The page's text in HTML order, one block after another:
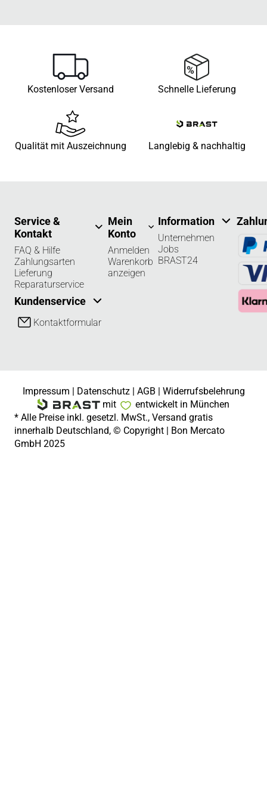
Kostenloser Versand Schnelle Lieferung
Qualität mit Auszeichnung Langlebig & nachhaltig
Service &
Kontakt
FAQ & Hilfe
Zahlungsarten
Lieferung
Reparaturservice
Kundenservice
Kontaktformular
Mein
Konto
Anmelden
Warenkorb
anzeigen
Information
Unternehmen
Jobs
BRAST24
Impressum | Datenschutz| AGB | Widerrufsbelehrung
mit
entwickelt in München
* Alle Preise inkl. gesetzl. MwSt., Versand gratis
innerhalb Deutschland, © Copyright | Bon Mercato
GmbH 2025